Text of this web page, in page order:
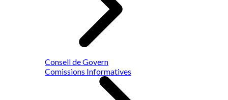
Consell de Govern
Comissions Informatives